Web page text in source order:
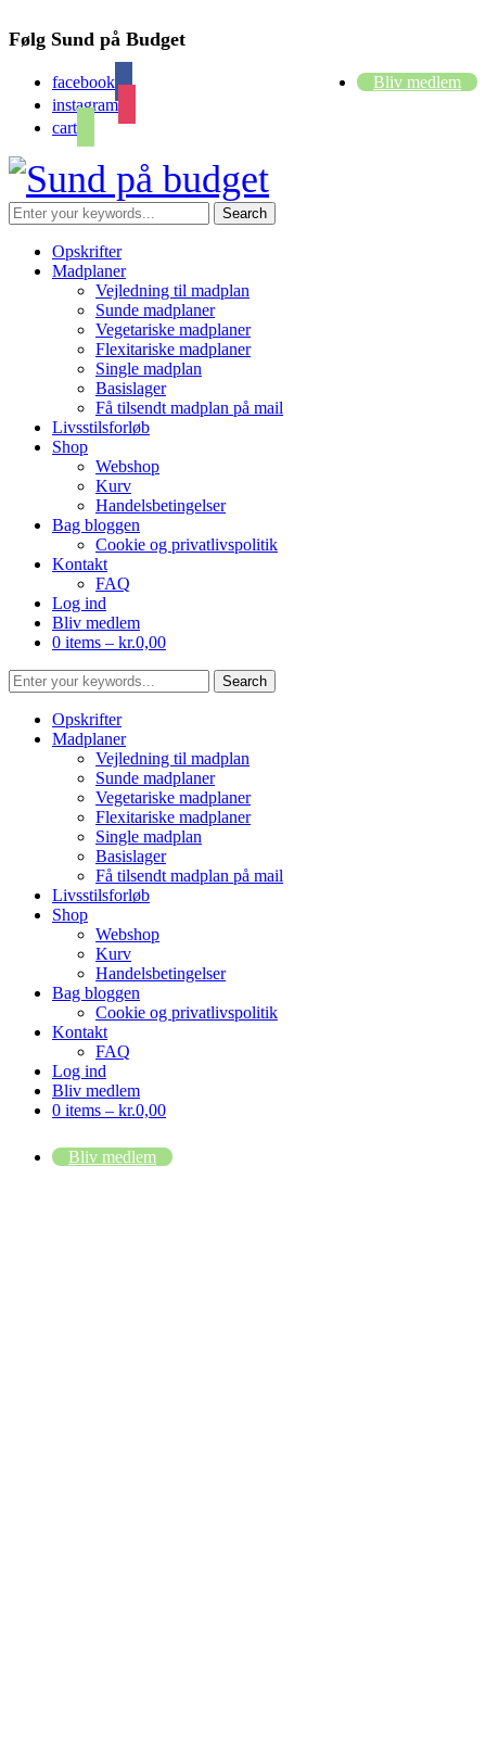
Følg Sund på Budget
facebook
instagram
cart
Bliv medlem
Opskrifter
Madplaner
Vejledning til madplan
Sunde madplaner
Vegetariske madplaner
Flexitariske madplaner
Single madplan
Basislager
Få tilsendt madplan på mail
Livsstilsforløb
Shop
Webshop
Kurv
Handelsbetingelser
Bag bloggen
Cookie og privatlivspolitik
Kontakt
FAQ
Log ind
Bliv medlem
0 items – kr.0,00
Opskrifter
Madplaner
Vejledning til madplan
Sunde madplaner
Vegetariske madplaner
Flexitariske madplaner
Single madplan
Basislager
Få tilsendt madplan på mail
Livsstilsforløb
Shop
Webshop
Kurv
Handelsbetingelser
Bag bloggen
Cookie og privatlivspolitik
Kontakt
FAQ
Log ind
Bliv medlem
0 items – kr.0,00
Bliv medlem